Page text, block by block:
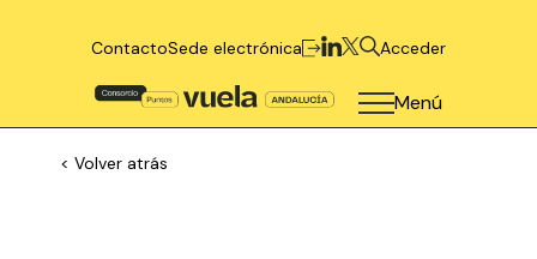
ContactoSede electrónica Acceder
Menú
< Volver atrás